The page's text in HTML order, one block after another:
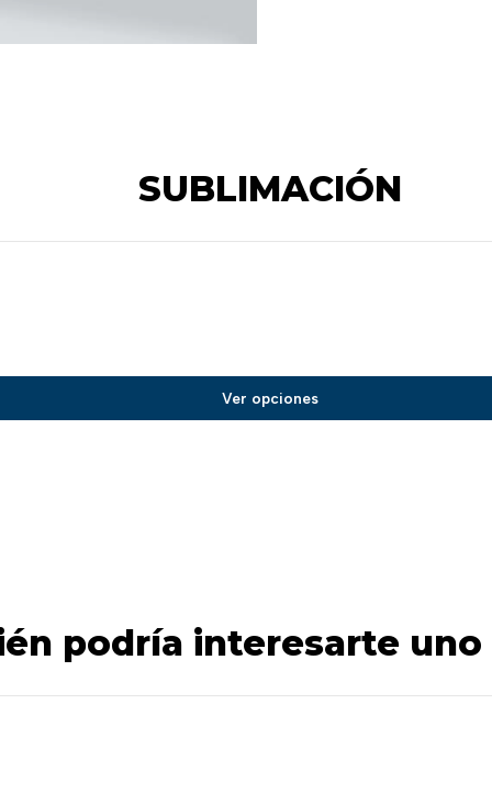
SUBLIMACIÓN
Ver opciones
podría interesarte uno